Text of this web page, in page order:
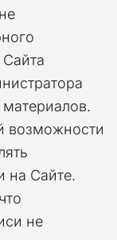
возможности
на Сайте.
не